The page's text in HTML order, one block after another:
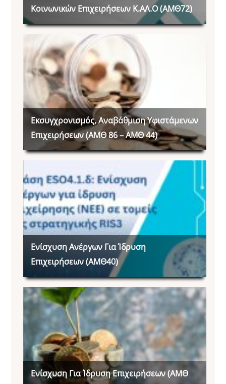
Κοινωνικών Επιχειρήσεων Κ.ΑΛ.Ο (ΑΜΘ72)
Εκσυγχρονισμός, Αναβάθμιση Υφιστάμενων
Επιχειρήσεων (ΑΜΘ 86 – ΑΜΘ 44)
Ενίσχυση Ανέργων Για Ίδρυση
Επιχειρήσεων (ΑΜΘ40)
Ενίσχυση Για Ίδρυση Επιχειρήσεων (ΑΜΘ